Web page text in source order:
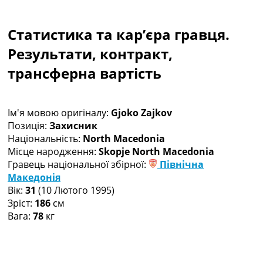
Чемпіонат Світу
Україна. Прем’єр-Ліга
Україна. Перша Ліга
Ліга Чемпіонів
Ще Турніри >>>
Таблиці
Чемпіонат Світу. Турнирні таблиці
Таблиця УПЛ
Перша Ліга
Таблиця АПЛ
Таблиця Ла Ліги
Таблиця Ліги Чемпіонів
Всі таблиці >>>
Статистика та кар’єра гравця.
Результати, контракт,
трансферна вартість
Ім'я мовою оригіналу: Gjoko Zajkov
Позиція: Захисник
Національність: North Macedonia
Місце народження: Skopje North Macedonia
Гравець національної збірної:
Північна
Македонія
Вік: 31 (10 Лютого 1995)
Зріст: 186 см
Вага: 78 кг